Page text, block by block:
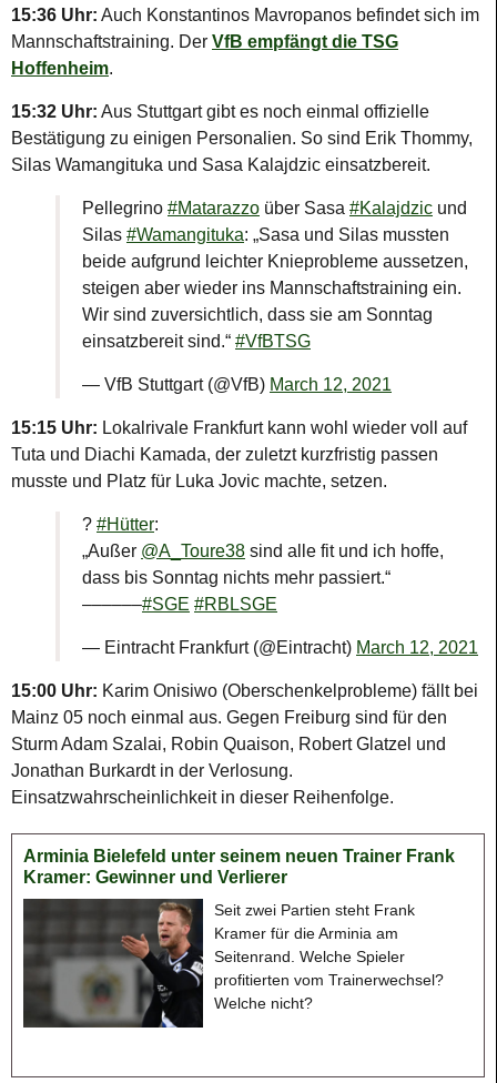
15:36 Uhr: Auch Konstantinos Mavropanos befindet sich im
Mannschaftstraining. Der VfB empfängt die TSG
Hoffenheim.
15:32 Uhr: Aus Stuttgart gibt es noch einmal offizielle
Bestätigung zu einigen Personalien. So sind Erik Thommy,
Silas Wamangituka und Sasa Kalajdzic einsatzbereit.
Pellegrino #Matarazzo über Sasa #Kalajdzic und
Silas #Wamangituka: „Sasa und Silas mussten
beide aufgrund leichter Knieprobleme aussetzen,
steigen aber wieder ins Mannschaftstraining ein.
Wir sind zuversichtlich, dass sie am Sonntag
einsatzbereit sind.“ #VfBTSG
— VfB Stuttgart (@VfB) March 12, 2021
15:15 Uhr: Lokalrivale Frankfurt kann wohl wieder voll auf
Tuta und Diachi Kamada, der zuletzt kurzfristig passen
musste und Platz für Luka Jovic machte, setzen.
?️ #Hütter:
„Außer @A_Toure38 sind alle fit und ich hoffe,
dass bis Sonntag nichts mehr passiert.“
––––––#SGE #RBLSGE
— Eintracht Frankfurt (@Eintracht) March 12, 2021
15:00 Uhr: Karim Onisiwo (Oberschenkelprobleme) fällt bei
Mainz 05 noch einmal aus. Gegen Freiburg sind für den
Sturm Adam Szalai, Robin Quaison, Robert Glatzel und
Jonathan Burkardt in der Verlosung.
Einsatzwahrscheinlichkeit in dieser Reihenfolge.
Arminia Bielefeld unter seinem neuen Trainer Frank
Kramer: Gewinner und Verlierer
Seit zwei Partien steht Frank
Kramer für die Arminia am
Seitenrand. Welche Spieler
profitierten vom Trainerwechsel?
Welche nicht?